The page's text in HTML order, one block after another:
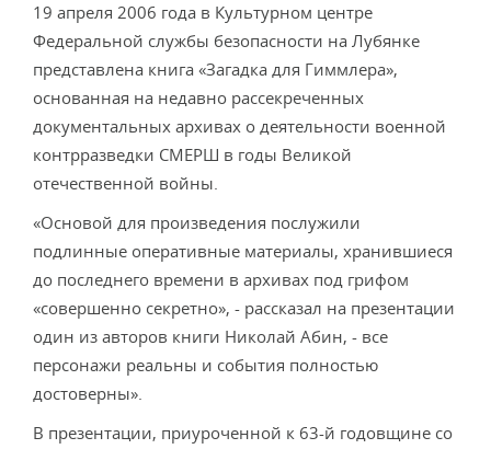
19 апреля 2006 года в Культурном центре
Федеральной службы безопасности на Лубянке
представлена книга «Загадка для Гиммлера»,
основанная на недавно рассекреченных
документальных архивах о деятельности военной
контрразведки СМЕРШ в годы Великой
отечественной войны.
«Основой для произведения послужили
подлинные оперативные материалы, хранившиеся
до последнего времени в архивах под грифом
«совершенно секретно», - рассказал на презентации
один из авторов книги Николай Абин, - все
персонажи реальны и события полностью
достоверны».
В презентации, приуроченной к 63-й годовщине со